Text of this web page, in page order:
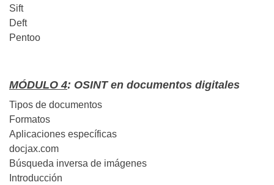
Sift
Deft
Pentoo
MÓDULO 4: OSINT en documentos digitales
Tipos de documentos
Formatos
Aplicaciones específicas
docjax.com
Búsqueda inversa de imágenes
Introducción